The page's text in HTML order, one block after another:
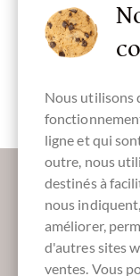
chocolat
Plus
Inscrivez-
Nous utilisons
ligne et qui
outre, nous
destinés à
nous
améliorer,
d'autres sites
ventes. Vous